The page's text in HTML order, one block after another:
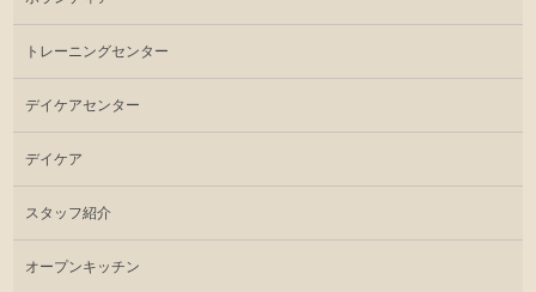
トレーニングセンター
デイケアセンター
デイケア
スタッフ紹介
オープンキッチン